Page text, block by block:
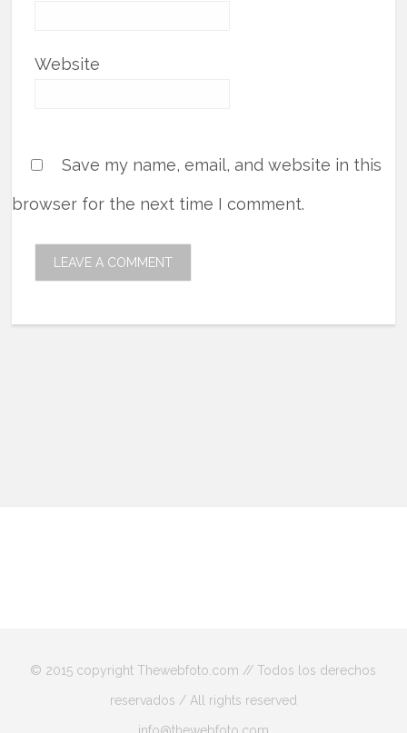
Website
Save my name, email, and website in this
browser for the next time I comment.
© 2015 copyright Thewebfoto.com // Todos los derechos
reservados / All rights reserved